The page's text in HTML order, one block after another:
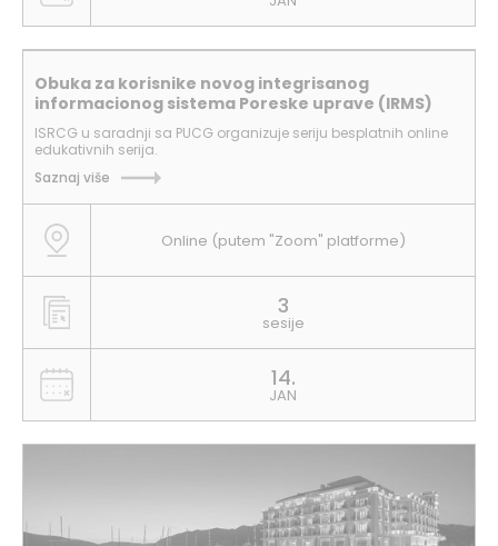
Obuka za korisnike novog integrisanog
informacionog sistema Poreske uprave (IRMS)
ISRCG u saradnji sa PUCG organizuje seriju besplatnih online
edukativnih serija.
Saznaj više
Online (putem "Zoom" platforme)
3
sesije
14.
JAN